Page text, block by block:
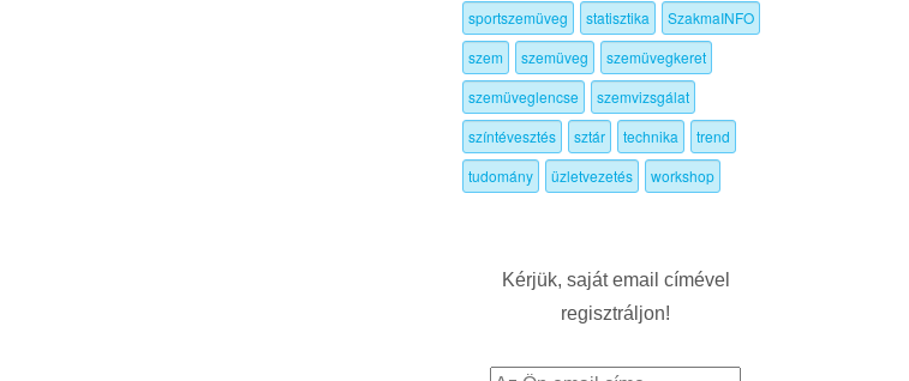
sportszemüveg
statisztika
SzakmaINFO
szem
szemüveg
szemüvegkeret
szemüveglencse
szemvizsgálat
színtévesztés
sztár technika
trend
tudomány
üzletvezetés workshop
Kérjük, saját email címével
regisztráljon!